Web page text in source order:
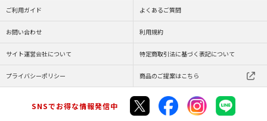
ご利用ガイド よくあるご質問
お問い合わせ 利用規約
サイト運営会社について 特定商取引法に基づく表記について
プライバシーポリシー 商品のご提案はこちら
SNSでお得な情報発信中